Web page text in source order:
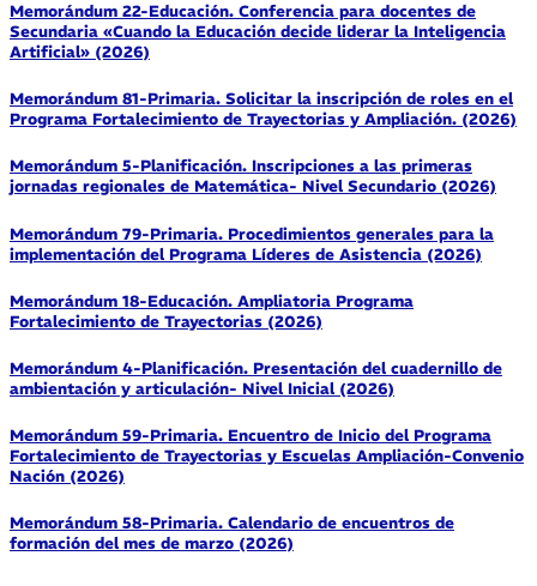
Memorándum 22-Educación. Conferencia para docentes de
Secundaria «Cuando la Educación decide liderar la Inteligencia
Artificial» (2026)
Memorándum 81-Primaria. Solicitar la inscripción de roles en el
Programa Fortalecimiento de Trayectorias y Ampliación. (2026)
Memorándum 5-Planificación. Inscripciones a las primeras
jornadas regionales de Matemática- Nivel Secundario (2026)
Memorándum 79-Primaria. Procedimientos generales para la
implementación del Programa Líderes de Asistencia (2026)
Memorándum 18-Educación. Ampliatoria Programa
Fortalecimiento de Trayectorias (2026)
Memorándum 4-Planificación. Presentación del cuadernillo de
ambientación y articulación- Nivel Inicial (2026)
Memorándum 59-Primaria. Encuentro de Inicio del Programa
Fortalecimiento de Trayectorias y Escuelas Ampliación-Convenio
Nación (2026)
Memorándum 58-Primaria. Calendario de encuentros de
formación del mes de marzo (2026)